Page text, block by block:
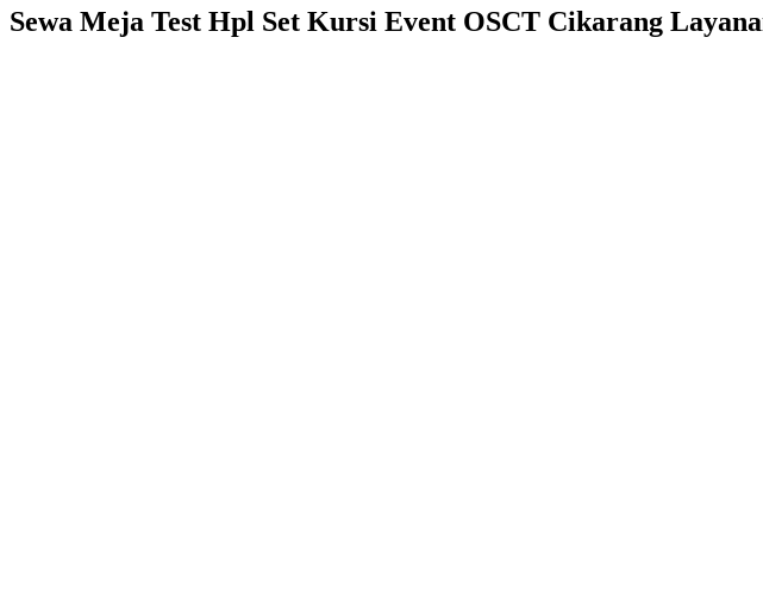
Sewa Meja Test Hpl Set Kursi Event OSCT Cikarang